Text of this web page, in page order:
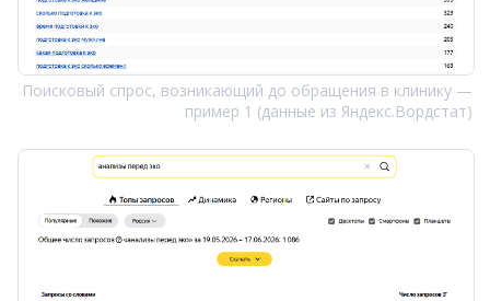
Поисковый спрос, возникающий до обращения в клинику —
пример 1 (данные из Яндекс.Вордстат)